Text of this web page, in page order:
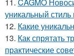
уникальный стиль
12. Какие
13. Как спрятать
практические